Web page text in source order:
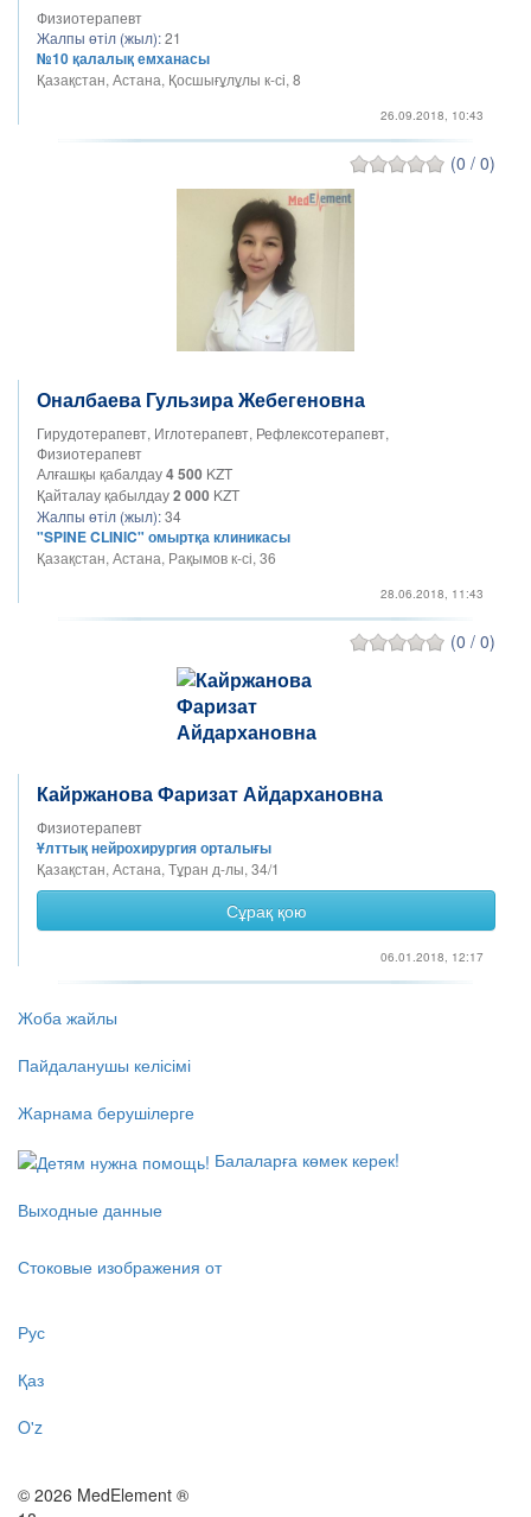
Физиотерапевт
Жалпы өтіл (жыл):21
№10 қалалық емханасы
Қазақстан, Астана, Қосшығұлұлы к-сі, 8
26.09.2018, 10:43
(0 / 0)
Оналбаева Гульзира Жебегеновна
Гирудотерапевт, Иглотерапевт, Рефлексотерапевт,
Физиотерапевт
Алғашқы қабалдау4 500 KZT
Қайталау қабылдау2 000 KZT
Жалпы өтіл (жыл):34
"SPINE CLINIC" омыртқа клиникасы
Қазақстан, Астана, Рақымов к-сі, 36
28.06.2018, 11:43
(0 / 0)
Кайржанова Фаризат Айдархановна
Физиотерапевт
Ұлттық нейрохирургия орталығы
Қазақстан, Астана, Тұран д-лы, 34/1
Сұрақ қою
06.01.2018, 12:17
Жоба жайлы
Пайдаланушы келісімі
Жарнама берушілерге
Балаларға көмек керек!
Выходные данные
Стоковые изображения от
Рус
Қаз
O'z
© 2026 MedElement ®